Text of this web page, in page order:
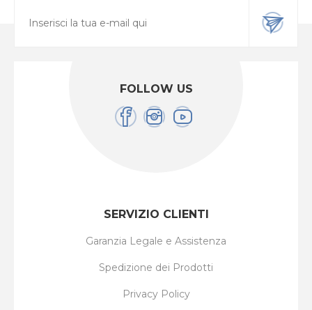
FOLLOW US
SERVIZIO CLIENTI
Garanzia Legale e Assistenza
Spedizione dei Prodotti
Privacy Policy